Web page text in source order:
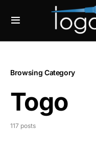
Browsing Category
Togo
117 posts